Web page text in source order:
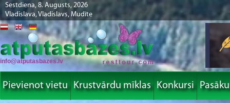
Sestdiena, 8. Augusts, 2026
Vladislava, Vladislavs, Mudīte
info@atputasbazes.lv
Pievienot vietu Krustvārdu mīklas Konkursi